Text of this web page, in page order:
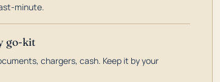
minute.
go-kit
chargers, cash. Keep it by your